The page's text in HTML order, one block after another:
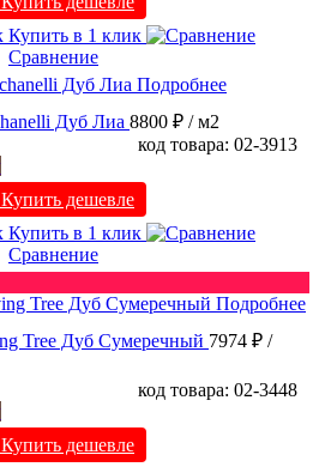
Купить в 1 клик
Сравнение
Подробнее
Дуб Лиа 8800 ₽ / м2
код товара: 02-3913
Купить дешевле
Купить в 1 клик
Сравнение
Подробнее
Tree Дуб Сумеречный 7974 ₽ /
код товара: 02-3448
Купить дешевле